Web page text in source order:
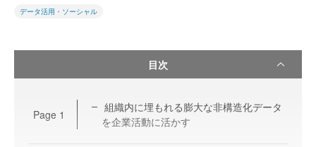
データ活用・ソーシャル
目次
Page 1
組織内に埋もれる膨大な非構造化データ
を企業活動に活かす